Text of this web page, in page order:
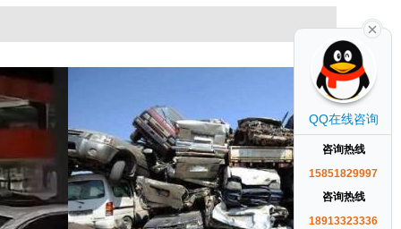
QQ在线咨询
咨询热线
15851829997
咨询热线
18913323336